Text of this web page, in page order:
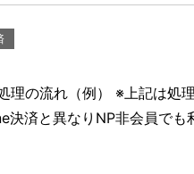
理の流れ（例） ※上記は処
決済と異なりNP非会員で